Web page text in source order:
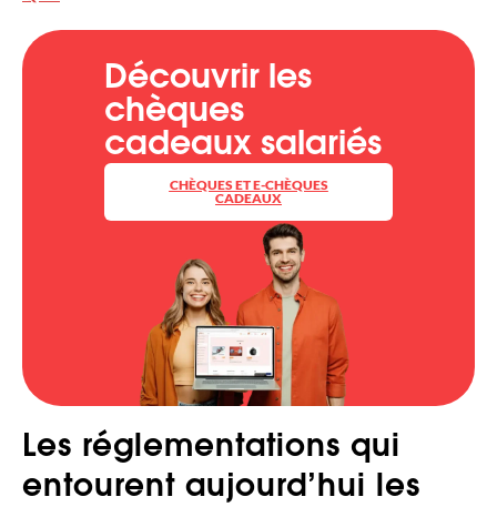
Découvrir les
chèques
cadeaux salariés
CHÈQUES ET E-CHÈQUES
CADEAUX
Les réglementations qui
entourent aujourd’hui les